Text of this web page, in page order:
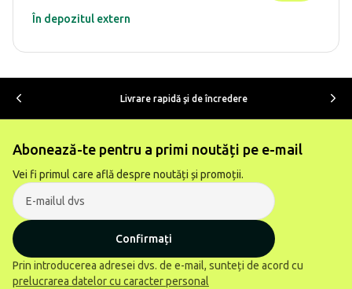
În depozitul extern
Livrare rapidă şi de încredere
Abonează-te pentru a primi noutăți pe e-mail
Vei fi primul care află despre noutăți și promoții.
Confirmați
Prin introducerea adresei dvs. de e-mail, sunteți de acord cu
prelucrarea datelor cu caracter personal